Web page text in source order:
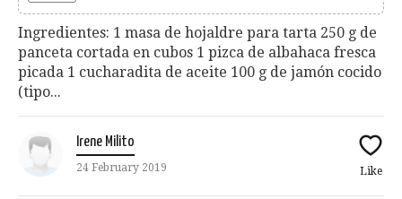
Ingredientes: 1 masa de hojaldre para tarta 250 g de
panceta cortada en cubos 1 pizca de albahaca fresca
picada 1 cucharadita de aceite 100 g de jamón cocido
(tipo...
Irene Milito
24 February 2019 Like